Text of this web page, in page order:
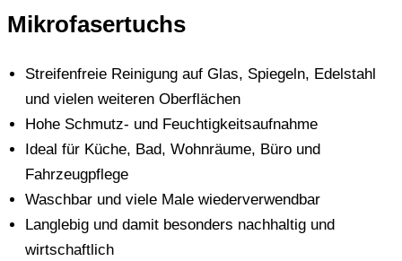
Mikrofasertuchs
Streifenfreie Reinigung auf Glas, Spiegeln, Edelstahl
und vielen weiteren Oberflächen
Hohe Schmutz- und Feuchtigkeitsaufnahme
Ideal für Küche, Bad, Wohnräume, Büro und
Fahrzeugpflege
Waschbar und viele Male wiederverwendbar
Langlebig und damit besonders nachhaltig und
wirtschaftlich